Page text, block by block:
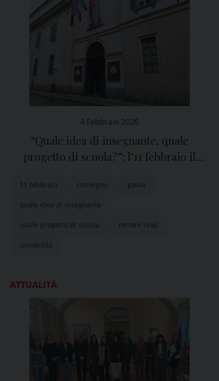
4 Febbraio 2026
“Quale idea di insegnante, quale
progetto di scuola?”: l’11 febbraio il
11 febbraio convegno pavia
quale idea di insegnante
quale progetto di scuola rettore reali
università
ATTUALITÀ